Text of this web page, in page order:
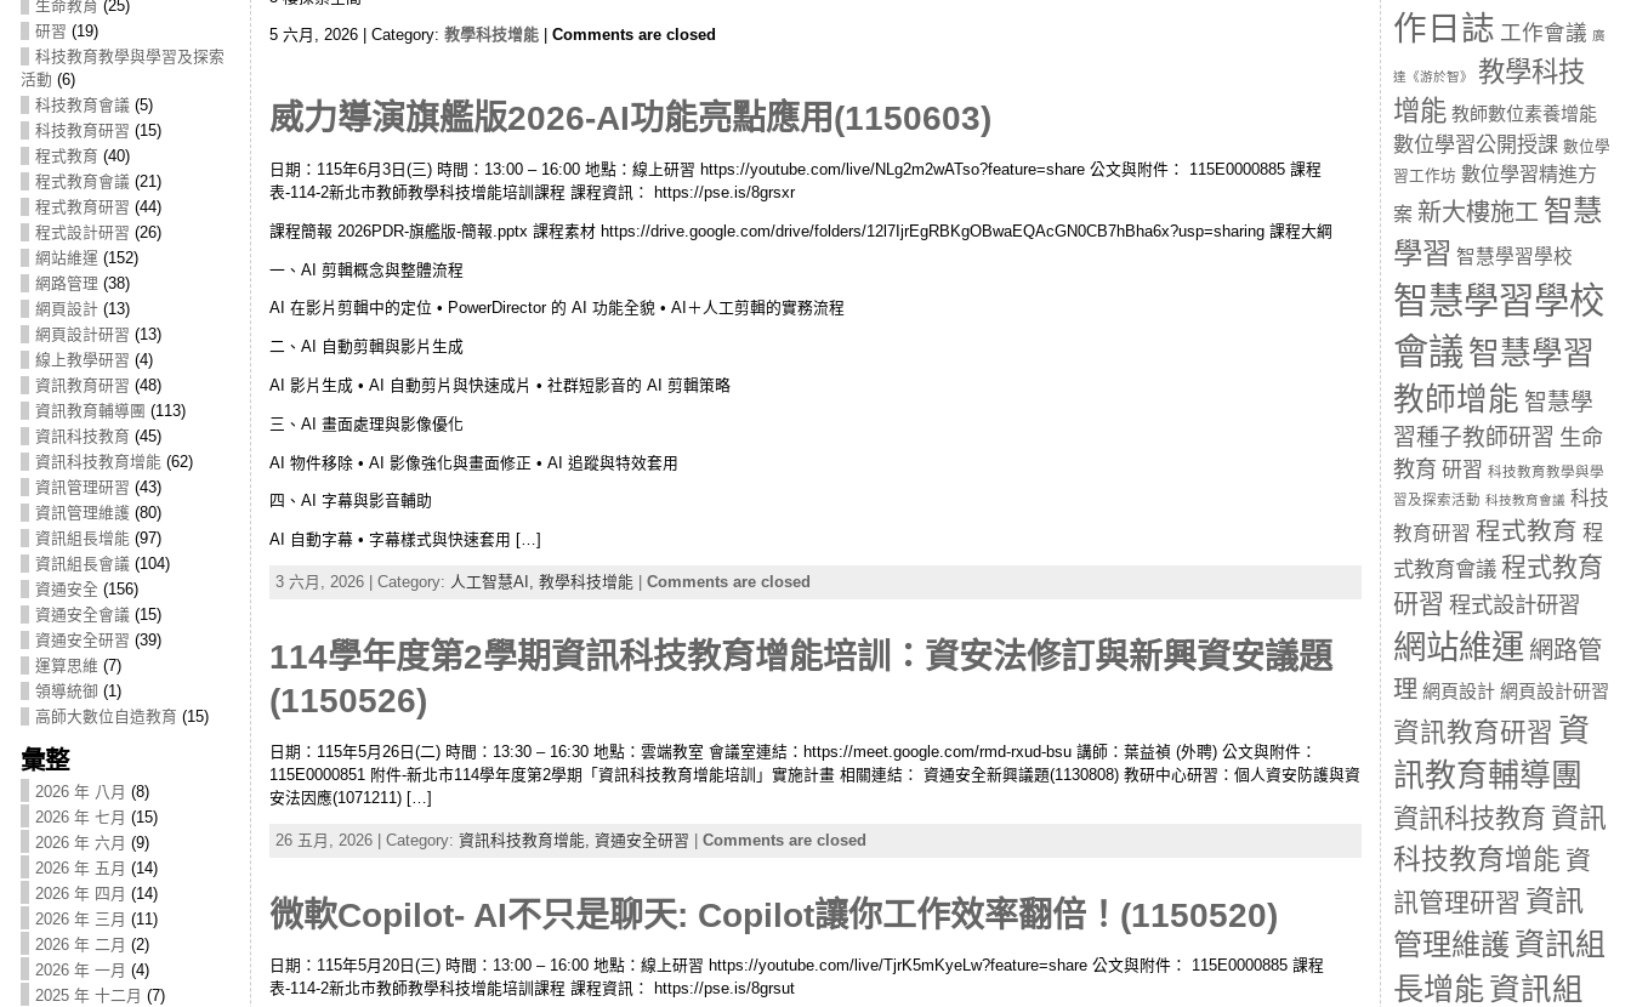
生命教育 (25)
研習 (19)
科技教育教學與學習及探索
活動 (6)
科技教育會議 (5)
科技教育研習 (15)
程式教育 (40)
程式教育會議 (21)
程式教育研習 (44)
程式設計研習 (26)
網站維運 (152)
網路管理 (38)
網頁設計(13)
網頁設計研習 (13)
線上教學研習 (4)
資訊教育研習 (48)
資訊教育輔導團 (113)
資訊科技教育 (45)
資訊科技教育增能(62)
資訊管理研習 (43)
資訊管理維護(80)
資訊組長增能(97)
資訊組長會議 (104)
資通安全 (156)
資通安全會議 (15)
資通安全研習 (39)
運算思維 (7)
領導統御 (1)
高師大數位自造教育 (15)
彙整
2026 年 八月 (8)
2026 年 七月 (15)
2026 年 六月 (9)
2026 年 五月 (14)
2026 年 四月 (14)
2026 年 三月 (11)
2026 年 二月 (2)
2026 年 一月 (4)
2025 年 十二月 (7)
5 六月, 2026 | Category: 教學科技增能| Comments are closed
威力導演旗艦版2026-AI功能亮點應用(1150603)
日期：115年6月3日(三) 時間：13:00 – 16:00 地點：線上研習 https://youtube.com/live/NLg2m2wATso?feature=share 公文與附件： 115E0000885 課程
表-114-2新北市教師教學科技增能培訓課程 課程資訊： https://pse.is/8grsxr
課程簡報 2026PDR-旗艦版-簡報.pptx 課程素材 https://drive.google.com/drive/folders/12l7IjrEgRBKgOBwaEQAcGN0CB7hBha6x?usp=sharing 課程大綱
一、AI 剪輯概念與整體流程
AI 在影片剪輯中的定位 • PowerDirector 的 AI 功能全貌 • AI＋人工剪輯的實務流程
二、AI 自動剪輯與影片生成
AI 影片生成 • AI 自動剪片與快速成片 • 社群短影音的 AI 剪輯策略
三、AI 畫面處理與影像優化
AI 物件移除 • AI 影像強化與畫面修正 • AI 追蹤與特效套用
四、AI 字幕與影音輔助
AI 自動字幕 • 字幕樣式與快速套用 […]
3 六月, 2026 | Category: 人工智慧AI, 教學科技增能 Comments are closed
114學年度第2學期資訊科技教育增能培訓：資安法修訂與新興資安議題
(1150526)
日期：115年5月26日(二) 時間：13:30 – 16:30 地點：雲端教室 會議室連結：https://meet.google.com/rmd-rxud-bsu 講師：葉益禎 (外聘) 公文與附件：
115E0000851 附件-新北市114學年度第2學期「資訊科技教育增能培訓」實施計畫 相關連結： 資通安全新興議題(1130808) 教研中心研習：個人資安防護與資
安法因應(1071211) […]
26 五月, 2026 | Category: 資訊科技教育增能, 資通安全研習 | Comments are closed
微軟Copilot- AI不只是聊天: Copilot讓你工作效率翻倍！(1150520)
日期：115年5月20日(三) 時間：13:00 – 16:00 地點：線上研習 https://youtube.com/live/TjrK5mKyeLw?feature=share 公文與附件： 115E0000885 課程
表-114-2新北市教師教學科技增能培訓課程 課程資訊： https://pse.is/8grsut
作日誌 工作會議 廣
達《游於智》
教學科技
增能 教師數位素養增能
數位學習公開授課 數位學
習工作坊 數位學習精進方
案 新大樓施工 智慧
學習 智慧學習學校
智慧學習學校
會議 智慧學習
教師增能 智慧學
習種子教師研習 生命
教育 研習 科技教育教學與學
習及探索活動 科技教育會議 科技
教育研習 程式教育 程
式教育會議 程式教育
研習 程式設計研習
網站維運 網路管
理 網頁設計 網頁設計研習
資訊教育研習 資
訊教育輔導團
資訊科技教育 資訊
科技教育增能 資
訊管理研習 資訊
管理維護 資訊組
長增能資訊組